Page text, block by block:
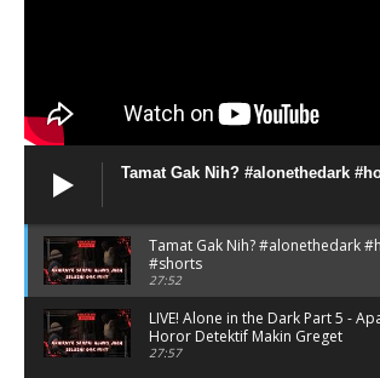
Tamat Gak Nih? #alonethedark
Tamat Gak Nih? #alonethedark
#shorts
27:52
LIVE! Alone in the Dark Part 5 -
Horor Detektif Makin Greget
27:57